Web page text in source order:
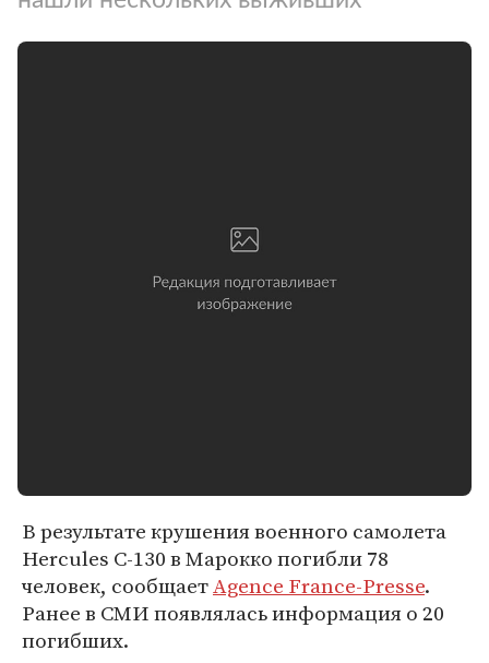
В результате крушения военного самолета
Hercules C-130 в Марокко погибли 78
человек, сообщаетAgence France-Presse.
Ранее в СМИ появлялась информация о 20
погибших.